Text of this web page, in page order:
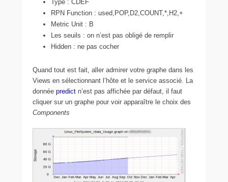
Type : CDEF
RPN Function : used,POP,D2,COUNT,*,H2,+
Metric Unit : B
Les seuils : on n’est pas obligé de remplir
Hidden : ne pas cocher
Quand tout est fait, aller admirer votre graphe dans les
Views en sélectionnant l’hôte et le service associé. La
donnée predict n’est pas affichée par défaut, il faut
cliquer sur un graphe pour voir apparaître le choix des
Components